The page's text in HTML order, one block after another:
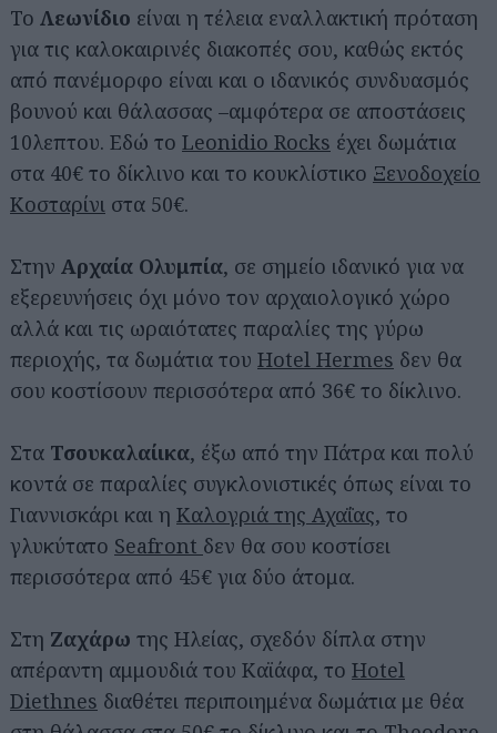
Το Λεωνίδιο είναι η τέλεια εναλλακτική πρόταση
για τις καλοκαιρινές διακοπές σου, καθώς εκτός
από πανέμορφο είναι και ο ιδανικός συνδυασμός
βουνού και θάλασσας –αμφότερα σε αποστάσεις
10λεπτου. Εδώ το Leonidio Rocks έχει δωμάτια
στα 40€ το δίκλινο και το κουκλίστικο Ξενοδοχείο
Κοσταρίνι στα 50€.
Στην Αρχαία Ολυμπία, σε σημείο ιδανικό για να
εξερευνήσεις όχι μόνο τον αρχαιολογικό χώρο
αλλά και τις ωραιότατες παραλίες της γύρω
περιοχής, τα δωμάτια του Hotel Hermes δεν θα
σου κοστίσουν περισσότερα από 36€ το δίκλινο.
Στα Τσουκαλαίικα, έξω από την Πάτρα και πολύ
κοντά σε παραλίες συγκλονιστικές όπως είναι το
Γιαννισκάρι και η Καλογριά της Αχαΐας, το
γλυκύτατο Seafront δεν θα σου κοστίσει
περισσότερα από 45€ για δύο άτομα.
Στη Ζαχάρω της Ηλείας, σχεδόν δίπλα στην
απέραντη αμμουδιά του Καϊάφα, το Hotel
Diethnes διαθέτει περιποιημένα δωμάτια με θέα